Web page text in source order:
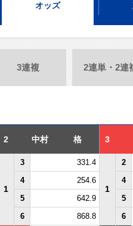
オッズ
3連複 2連単・2連
2 中村 格 3
1
3 331.4
1
2
4 254.6
4
5 642.9
5
6 868.8 6